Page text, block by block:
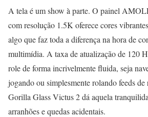
A tela é um show à parte. O painel
com resolução 1.5K oferece cores
algo que faz toda a diferença na hora de
multimídia. A taxa de atualização de 120
role de forma incrivelmente fluida, seja
jogando ou simplesmente rolando feeds de
Gorilla Glass Victus 2 dá aquela
arranhões e quedas acidentais.